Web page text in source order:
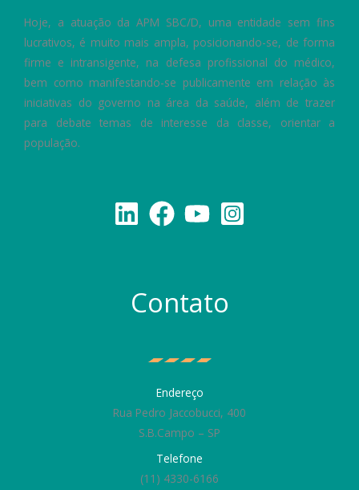
Hoje, a atuação da APM SBC/D, uma entidade sem fins
lucrativos, é muito mais ampla, posicionando-se, de forma
firme e intransigente, na defesa profissional do médico,
bem como manifestando-se publicamente em relação às
iniciativas do governo na área da saúde, além de trazer
para debate temas de interesse da classe, orientar a
população.
Contato
Endereço
Rua Pedro Jaccobucci, 400
S.B.Campo – SP
Telefone
(11) 4330-6166